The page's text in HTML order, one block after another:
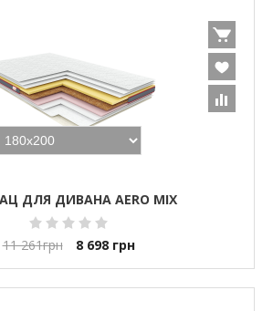
ДЛЯ ДИВАНА AERO MIX
11 261грн 8 698 грн